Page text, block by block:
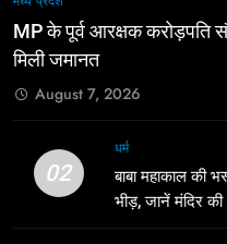
MP के पूर्व आरक्षक करोड़पति
मिली जमानत
August 7, 2026
02
धर्म
बाबा महाकाल की
भीड़, जानें मंदिर